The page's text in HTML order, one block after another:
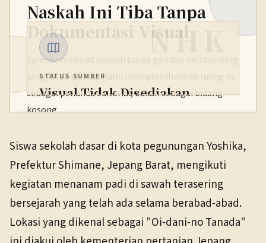
Naskah Ini Tiba Tanpa
Dokumentasi Visual
Sumber memuat naskah tanpa gambar pendamping
yang layak tayang. Kami mempertahankan ruang ini
sebagai penanda editorial, bukan sebagai bidang
kosong.
NHK
STATUS SUMBER
Visual Tidak Disediakan
28 Mei 2026
Siswa sekolah dasar di kota pegunungan Yoshika,
Prefektur Shimane, Jepang Barat, mengikuti
kegiatan menanam padi di sawah terasering
bersejarah yang telah ada selama berabad-abad.
Lokasi yang dikenal sebagai "Oi-dani-no Tanada"